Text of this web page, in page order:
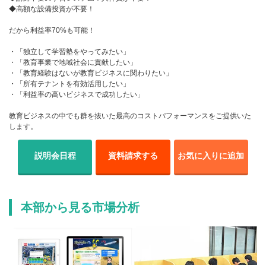
◆高額な設備投資が不要！
だから利益率70%も可能！
・「独立して学習塾をやってみたい」
・「教育事業で地域社会に貢献したい」
・「教育経験はないが教育ビジネスに関わりたい」
・「所有テナントを有効活用したい」
・「利益率の高いビジネスで成功したい」
教育ビジネスの中でも群を抜いた最高のコストパフォーマンスをご提供いた
します。
説明会日程 資料請求する お気に入りに追加
本部から見る市場分析